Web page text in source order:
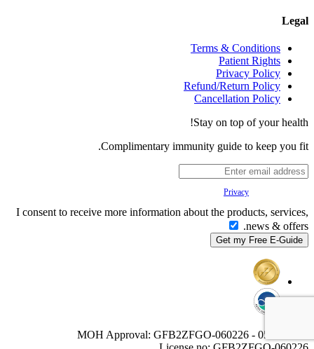
Legal
Terms & Conditions
Patient Rights
Privacy Policy
Refund/Return Policy
Cancellation Policy
Stay on top of your health!
Complimentary immunity guide to keep you fit.
Privacy
I consent to receive more information about the products, services,
news & offers.
MOH Approval: GFB2ZFGO-060226 - 05/02/2027